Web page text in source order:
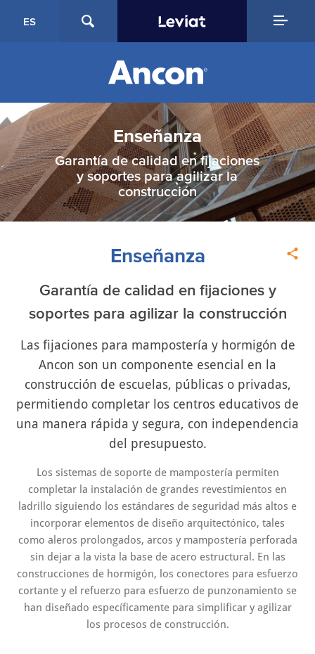
ES
Enseñanza
Garantía de calidad en fijaciones
y soportes para agilizar la
construcción
Enseñanza
Garantía de calidad en fijaciones y
soportes para agilizar la construcción
Las fijaciones para mampostería y hormigón de
Ancon son un componente esencial en la
construcción de escuelas, públicas o privadas,
permitiendo completar los centros educativos de
una manera rápida y segura, con independencia
del presupuesto.
Los sistemas de soporte de mampostería permiten
completar la instalación de grandes revestimientos en
ladrillo siguiendo los estándares de seguridad más altos e
incorporar elementos de diseño arquitectónico, tales
como aleros prolongados, arcos y mampostería perforada
sin dejar a la vista la base de acero estructural. En las
construcciones de hormigón, los conectores para esfuerzo
cortante y el refuerzo para esfuerzo de punzonamiento se
han diseñado específicamente para simplificar y agilizar
los procesos de construcción.